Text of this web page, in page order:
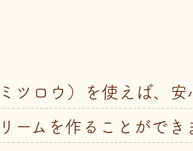
ツロウ）を使えば、
ームを作ることがで